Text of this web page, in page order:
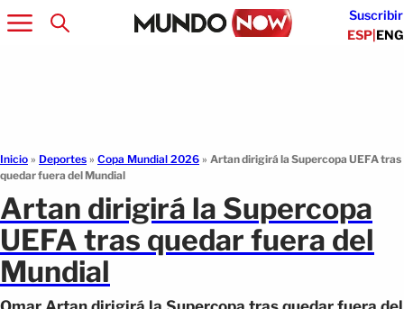
Suscribir
ESP|ENG
Inicio » Deportes » Copa Mundial 2026 » Artan dirigirá la Supercopa UEFA tras
quedar fuera del Mundial
Artan dirigirá la Supercopa
UEFA tras quedar fuera del
Mundial